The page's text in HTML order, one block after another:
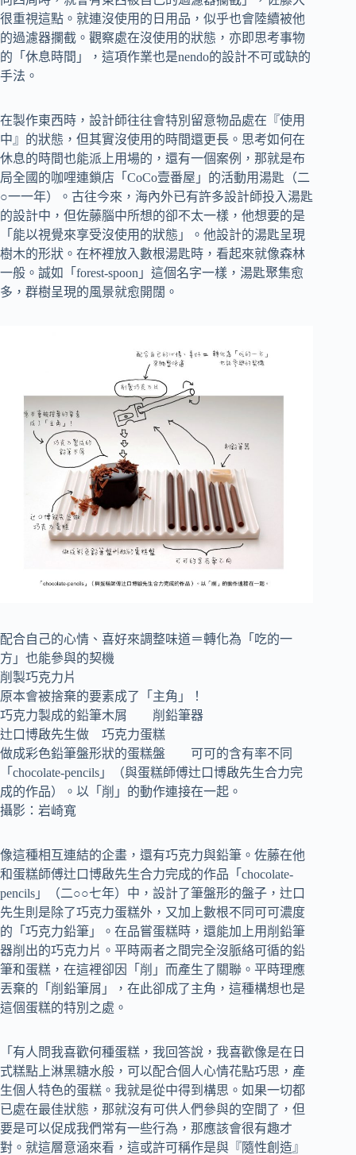
很重視這點。就連沒使用的日用品，似乎也會陸續被他
的過濾器攔截。觀察處在沒使用的狀態，亦即思考事物
的「休息時間」，這項作業也是nendo的設計不可或缺的
手法。
在製作東西時，設計師往往會特別留意物品處在『使用
中』的狀態，但其實沒使用的時間還更長。思考如何在
休息的時間也能派上用場的，還有一個案例，那就是布
局全國的咖哩連鎖店「CoCo壹番屋」的活動用湯匙（二
○一一年）。古往今來，海內外已有許多設計師投入湯匙
的設計中，但佐藤腦中所想的卻不太一樣，他想要的是
「能以視覺來享受沒使用的狀態」。他設計的湯匙呈現
樹木的形狀。在杯裡放入數根湯匙時，看起來就像森林
一般。誠如「forest-spoon」這個名字一樣，湯匙聚集愈
多，群樹呈現的風景就愈開闊。
配合自己的心情、喜好來調整味道＝轉化為「吃的一
方」也能參與的契機
削製巧克力片
原本會被捨棄的要素成了「主角」！
巧克力製成的鉛筆木屑 削鉛筆器
辻口博啟先生做 巧克力蛋糕
做成彩色鉛筆盤形狀的蛋糕盤 可可的含有率不同
「chocolate-pencils」（與蛋糕師傅辻口博啟先生合力完
成的作品）。以「削」的動作連接在一起。
攝影：岩崎寬
像這種相互連結的企畫，還有巧克力與鉛筆。佐藤在他
和蛋糕師傅辻口博啟先生合力完成的作品「chocolate-
pencils」（二○○七年）中，設計了筆盤形的盤子，辻口
先生則是除了巧克力蛋糕外，又加上數根不同可可濃度
的「巧克力鉛筆」。在品嘗蛋糕時，還能加上用削鉛筆
器削出的巧克力片。平時兩者之間完全沒脈絡可循的鉛
筆和蛋糕，在這裡卻因「削」而產生了關聯。平時理應
丟棄的「削鉛筆屑」，在此卻成了主角，這種構想也是
這個蛋糕的特別之處。
「有人問我喜歡何種蛋糕，我回答說，我喜歡像是在日
式糕點上淋黑糖水般，可以配合個人心情花點巧思，產
生個人特色的蛋糕。我就是從中得到構思。如果一切都
已處在最佳狀態，那就沒有可供人們參與的空間了，但
要是可以促成我們常有一些行為，那應該會很有趣才
對。就這層意涵來看，這或許可稱作是與『隨性創造』